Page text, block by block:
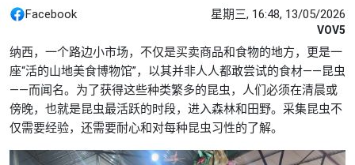
Facebook 星期三, 16:48, 13/05/2026
VOV5
纳西，一个路边小市场，不仅是买卖商品和食物的地方，更是一
座“活的山地美食博物馆”，以其并非人人都敢尝试的食材——昆虫
——而闻名。为了获得这些种类繁多的昆虫，人们必须在清晨或
傍晚，也就是昆虫最活跃的时段，进入森林和田野。采集昆虫不
仅需要经验，还需要耐心和对每种昆虫习性的了解。